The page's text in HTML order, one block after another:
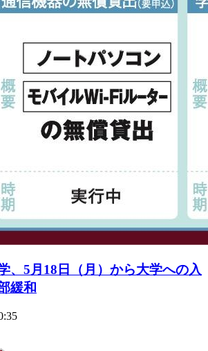
、5月18日（月）から大学への入
緩和